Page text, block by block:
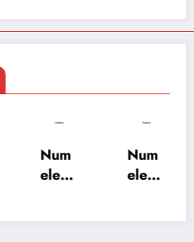
Num
ele
Num
ele